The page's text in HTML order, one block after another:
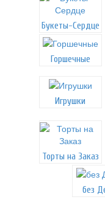
Букеты-Сердце
Горшечные
Игрушки
Торты на Заказ
без